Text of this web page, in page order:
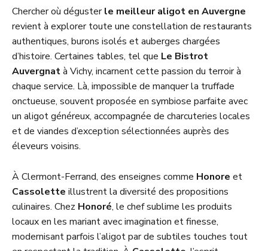
Chercher où dégusterle meilleur aligot en Auvergne
revient à explorer toute une constellation de restaurants
authentiques, burons isolés et auberges chargées
d’histoire. Certaines tables, tel que Le Bistrot
Auvergnatà Vichy, incarnent cette passion du terroir à
chaque service. Là, impossible de manquer la truffade
onctueuse, souvent proposée en symbiose parfaite avec
un aligot généreux, accompagnée de charcuteries locales
et de viandes d’exception sélectionnées auprès des
éleveurs voisins.
À Clermont-Ferrand, des enseignes comme Honore et
Cassolette illustrent la diversité des propositions
culinaires. Chez Honoré, le chef sublime les produits
locaux en les mariant avec imagination et finesse,
modernisant parfois l’aligot par de subtiles touches tout